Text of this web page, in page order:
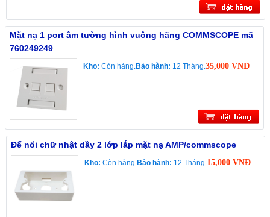
Mặt nạ 1 port âm tường hình vuông hãng COMMSCOPE mã
760249249
Kho: Còn hàng.Bảo hành: 12 Tháng.35,000 VNĐ
Đế nổi chữ nhật dầy 2 lớp lắp mặt nạ AMP/commscope
Kho: Còn hàng.Bảo hành: 12 Tháng.15,000 VNĐ